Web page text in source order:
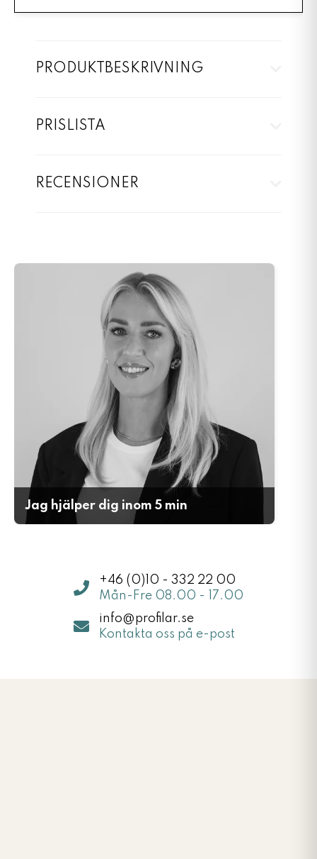
PRODUKTBESKRIVNING
PRISLISTA
RECENSIONER
Jag hjälper dig inom 5 min
+46 (0)10 - 332 22 00
Mån-Fre 08.00 - 17.00
info@profilar.se
Kontakta oss på e-post